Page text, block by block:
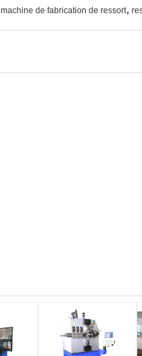
machine de fabrication de ressort,